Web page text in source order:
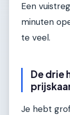
Een
minuten
te veel.
De drie
Je hebt